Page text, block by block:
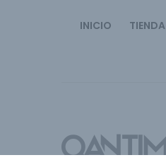
INICIO TIENDA